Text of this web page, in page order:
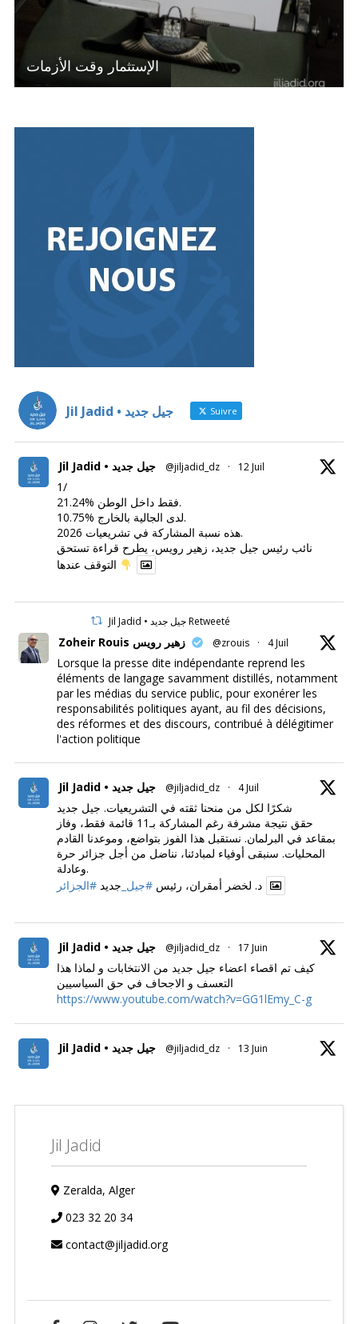
الإستثمار وقت الأزمات
Jil Jadid • جيل جديد Suivre
Jil Jadid • جيل جديد @jiljadid_dz · 12 Juil
1/
21.24% فقط داخل الوطن.
10.75% لدى الجالية بالخارج.
هذه نسبة المشاركة في تشريعيات 2026.
نائب رئيس جيل جديد، زهير رويس، يطرح قراءة تستحق
Jil Jadid • جيل جديد Retweeté
Zoheir Rouis زهير رويس @zrouis · 4 Juil
Lorsque la presse dite indépendante reprend les
éléments de langage savamment distillés, notamment
par les médias du service public, pour exonérer les
responsabilités politiques ayant, au fil des décisions,
des réformes et des discours, contribué à délégitimer
l'action politique
Jil Jadid • جيل جديد @jiljadid_dz · 4 Juil
شكرًا لكل من منحنا ثقته في التشريعيات. جيل جديد
حقق نتيجة مشرفة رغم المشاركة بـ11 قائمة فقط، وفاز
بمقاعد في البرلمان. نستقبل هذا الفوز بتواضع، وموعدنا القادم
المحليات. سنبقى أوفياء لمبادئنا، نناضل من أجل جزائر حرة
وعادلة.
د. لخضر أمقران، رئيس#جيل_ جديد#الجزائر
Jil Jadid • جيل جديد @jiljadid_dz · 17 Juin
كيف تم اقصاء اعضاء جيل جديد من الانتخابات و لماذا هذا
التعسف و الاجحاف في حق السياسيين
https://www.youtube.com/watch?v=GG1lEmy_C-g
Jil Jadid • جيل جديد @jiljadid_dz · 13 Juin
Jil Jadid
Zeralda, Alger
023 32 20 34
contact@jiljadid.org